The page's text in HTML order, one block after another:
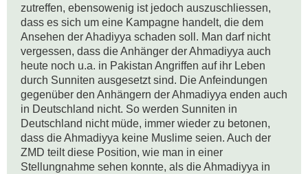
zutreffen, ebensowenig ist jedoch auszuschliessen,
dass es sich um eine Kampagne handelt, die dem
Ansehen der Ahadiyya schaden soll. Man darf nicht
vergessen, dass die Anhänger der Ahmadiyya auch
heute noch u.a. in Pakistan Angriffen auf ihr Leben
durch Sunniten ausgesetzt sind. Die Anfeindungen
gegenüber den Anhängern der Ahmadiyya enden auch
in Deutschland nicht. So werden Sunniten in
Deutschland nicht müde, immer wieder zu betonen,
dass die Ahmadiyya keine Muslime seien. Auch der
ZMD teilt diese Position, wie man in einer
Stellungnahme sehen konnte, als die Ahmadiyya in